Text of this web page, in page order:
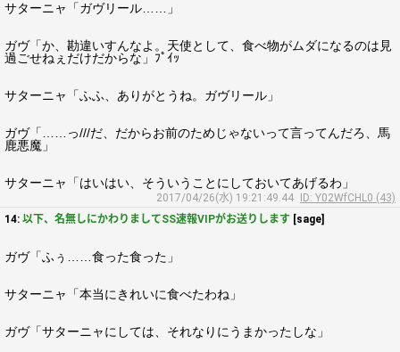
サターニャ「ガヴリール……」
ガヴ「か、勘違いすんなよ。天使として、食べ物がムダになるのは見
過ごせねぇだけだからな」ﾌﾟｲｯ
サターニャ「ふふ、ありがとうね。ガヴリール」
ガヴ「……っ///だ、だからお前のためじゃないって言ってんだろ、馬
鹿悪魔」
サターニャ「はいはい、そういうことにしておいてあげるわ」
2017/04/26(水) 19:21:49.44
ID: Y02WfCHL0 (43)
14: 以下、名無しにかわりましてSS速報VIPがお送りします [sage]
ガヴ「ふぅ……食った食った」
サターニャ「本当にきれいに食べたわね」
ガヴ「サターニャにしては、それなりにうまかったしな」